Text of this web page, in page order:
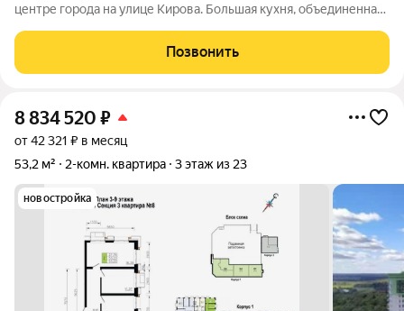
центре города на улице Кирова. Большая кухня, объединенная
комнате, еще есть кладовка. Вся мебель (кухонный гарнитур
по договоренности)
Позвонить
8 834 520 ₽
от 42 321 ₽ в месяц
53,2 м²
2-комн. квартира 3 этаж из 23
новостройка